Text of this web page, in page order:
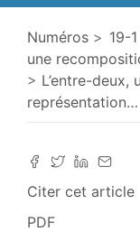
Numéros
19-
une
L’entre-deux,
représentation…
Citer cet article
PDF